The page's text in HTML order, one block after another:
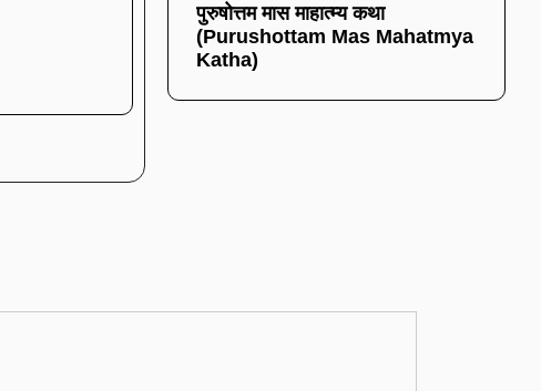
पुरुषोत्तम मास माहात्म्य कथा
(Purushottam Mas Mahatmya
Katha)